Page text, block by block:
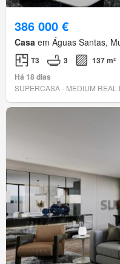
386 000 €
Casa em Águas Santas,
T3 3
137 m²
Há 18 dias
SUPERCASA - MEDIUM REAL